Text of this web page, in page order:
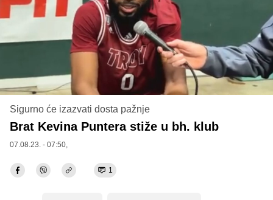
Sigurno će izazvati dosta pažnje
Brat Kevina Puntera stiže u bh. klub
07.08.23. - 07:50,
1